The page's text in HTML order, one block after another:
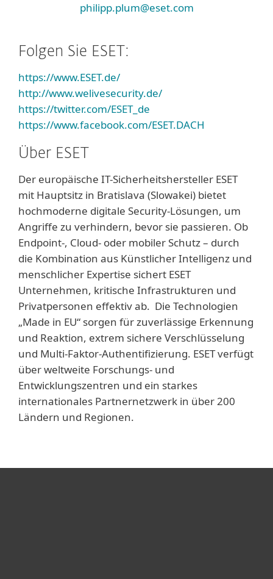
philipp.plum@eset.com
Folgen Sie ESET:
https://www.ESET.de/
http://www.welivesecurity.de/
https://twitter.com/ESET_de
https://www.facebook.com/ESET.DACH
Über ESET
Der europäische IT-Sicherheitshersteller ESET
mit Hauptsitz in Bratislava (Slowakei) bietet
hochmoderne digitale Security-Lösungen, um
Angriffe zu verhindern, bevor sie passieren. Ob
Endpoint-, Cloud- oder mobiler Schutz – durch
die Kombination aus Künstlicher Intelligenz und
menschlicher Expertise sichert ESET
Unternehmen, kritische Infrastrukturen und
Privatpersonen effektiv ab. Die Technologien
„Made in EU“ sorgen für zuverlässige Erkennung
und Reaktion, extrem sichere Verschlüsselung
und Multi-Faktor-Authentifizierung. ESET verfügt
über weltweite Forschungs- und
Entwicklungszentren und ein starkes
internationales Partnernetzwerk in über 200
Ländern und Regionen.